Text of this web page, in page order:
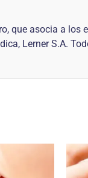
que asocia a los
Lerner S.A.